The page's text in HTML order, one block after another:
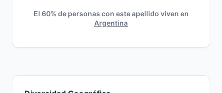
El 60% de personas con este apellido viven en
Argentina